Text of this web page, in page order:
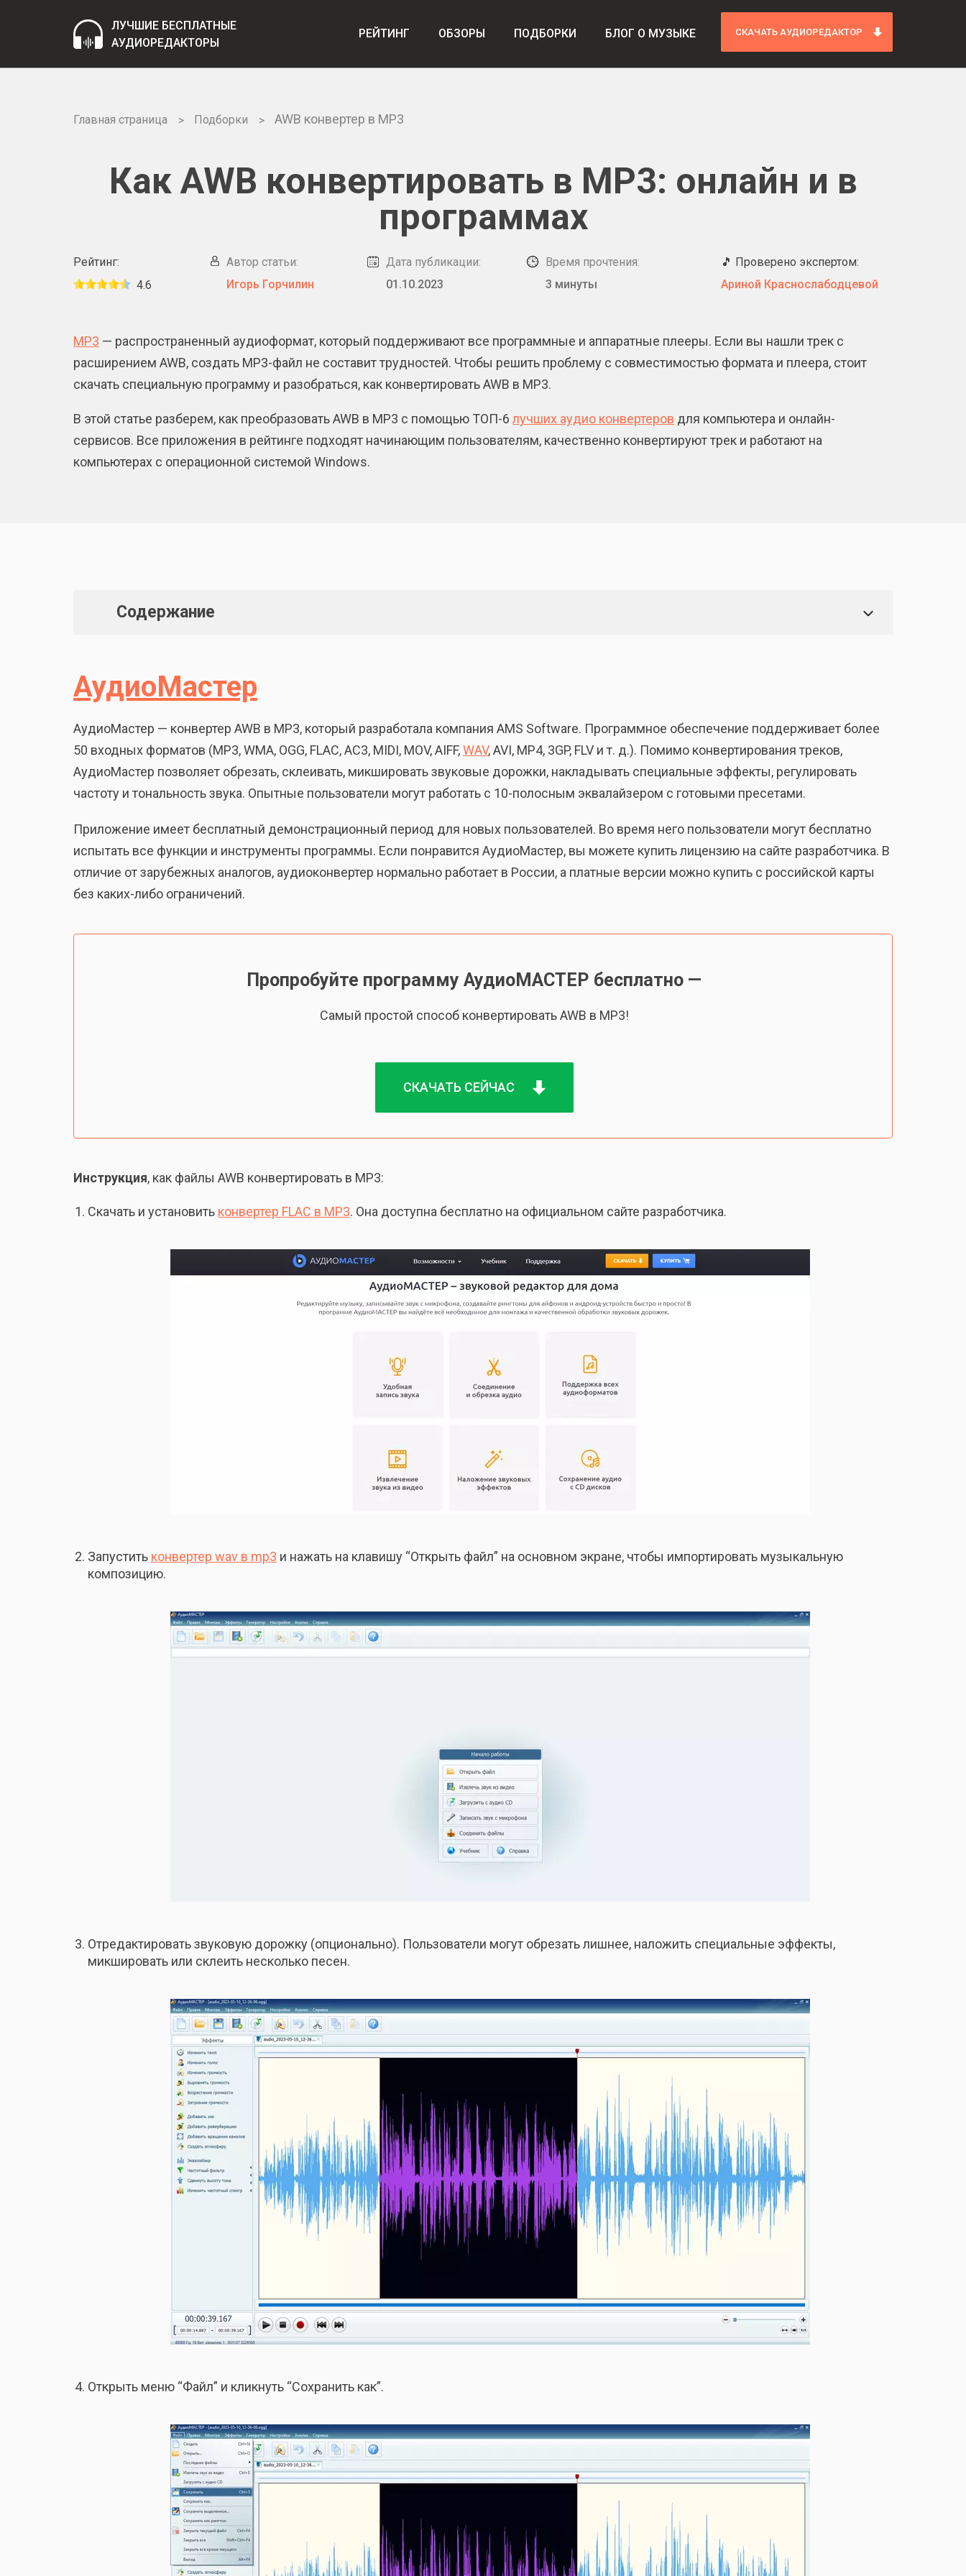
ЛУЧШИЕ БЕСПЛАТНЫЕ
АУДИОРЕДАКТОРЫ
РЕЙТИНГ ОБЗОРЫ ПОДБОРКИ БЛОГ О МУЗЫКЕ СКАЧАТЬ АУДИОРЕДАКТОР
Главная страница Подборки AWB конвертер в MP3
Как AWB конвертировать в MP3: онлайн и в
программах
Рейтинг:
4.6
Автор статьи:
Игорь Горчилин
Дата публикации:
01.10.2023
Время прочтения:
3 минуты
🎵 Проверено экспертом:
Ариной Краснослабодцевой
MP3 — распространенный аудиоформат, который поддерживают все программные и аппаратные плееры. Если вы нашли трек с
расширением AWB, создать MP3-файл не составит трудностей. Чтобы решить проблему с совместимостью формата и плеера, стоит
скачать специальную программу и разобраться, как конвертировать AWB в MP3.
В этой статье разберем, как преобразовать AWB в МР3 с помощью ТОП-6 лучших аудио конвертеров для компьютера и онлайн-
сервисов. Все приложения в рейтинге подходят начинающим пользователям, качественно конвертируют трек и работают на
компьютерах с операционной системой Windows.
Содержание
АудиоМастер
АудиоМастер — конвертер AWB в MP3, который разработала компания AMS Software. Программное обеспечение поддерживает более
50 входных форматов (MP3, WMA, OGG, FLAC, AC3, MIDI, MOV, AIFF,WAV, AVI, MP4, 3GP, FLV и т. д.). Помимо конвертирования треков,
АудиоМастер позволяет обрезать, склеивать, микшировать звуковые дорожки, накладывать специальные эффекты, регулировать
частоту и тональность звука. Опытные пользователи могут работать с 10-полосным эквалайзером с готовыми пресетами.
Приложение имеет бесплатный демонстрационный период для новых пользователей. Во время него пользователи могут бесплатно
испытать все функции и инструменты программы. Если понравится АудиоМастер, вы можете купить лицензию на сайте разработчика. В
отличие от зарубежных аналогов, аудиоконвертер нормально работает в России, а платные версии можно купить с российской карты
без каких-либо ограничений.
Пропробуйте программу АудиоМАСТЕР бесплатно —
Cамый простой способ конвертировать AWB в MP3!
СКАЧАТЬ СЕЙЧАС
Инструкция, как файлы AWB конвертировать в MP3:
Скачать и установить конвертер FLAC в MP3. Она доступна бесплатно на официальном сайте разработчика.
Запустить конвертер wav в mp3 и нажать на клавишу “Открыть файл” на основном экране, чтобы импортировать музыкальную
композицию.
Отредактировать звуковую дорожку (опционально). Пользователи могут обрезать лишнее, наложить специальные эффекты,
микшировать или склеить несколько песен.
Открыть меню “Файл” и кликнуть “Сохранить как”.